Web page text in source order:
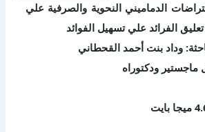
الدماميني النحوية والصرفية علي
الفرائد علي تسهيل الفوائد
وداد بنت أحمد القحطاني
ودكتوراه